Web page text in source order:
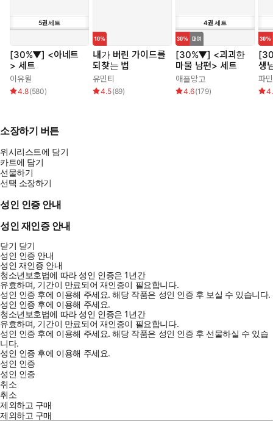
5권세트
[30%▼] <아네트
> 세트
이유월
4.8(580)
내가 버린 가이드를
되찾는 법
유민티
4.5(89)
4권세트
[30%▼] <괴괴한
마물 남편> 세트
애플망고
4.6(179)
생
파
소장하기 버튼
위시리스트에 담기
카트에 담기
선물하기
선택 소장하기
성인 인증 안내
성인 재인증 안내
닫기 닫기
성인 인증 안내
성인 재인증 안내
청소년보호법에 따라 성인 인증은 1년간
유효하며, 기간이 만료되어 재인증이 필요합니다.
성인 인증 후에 이용해 주세요.해당 작품은 성인 인증 후 보실 수 있습니다.
성인 인증 후에 이용해 주세요.
청소년보호법에 따라 성인 인증은 1년간
유효하며, 기간이 만료되어 재인증이 필요합니다.
성인 인증 후에 이용해 주세요.해당 작품은 성인 인증 후 선물하실 수 있습
니다.
성인 인증 후에 이용해 주세요.
성인 인증
성인 인증
취소
취소
제외하고 구매
제외하고 구매